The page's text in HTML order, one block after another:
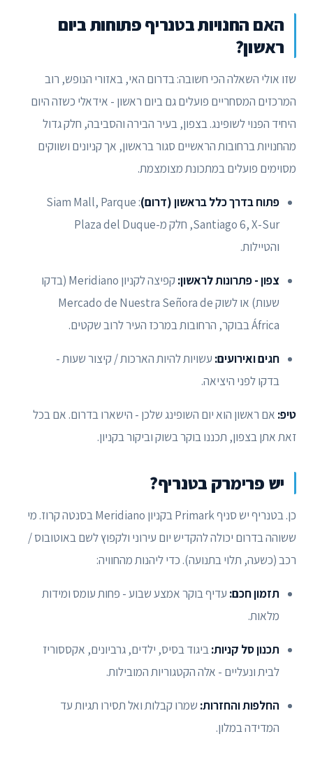
האם החנויות בטנריף פתוחות ביום
ראשון?
שזו אולי השאלה הכי חשובה: בדרום האי, באזורי הנופש, רוב
המרכזים המסחריים פועלים גם ביום ראשון - אידאלי כשזה היום
היחיד הפנוי לשופינג. בצפון, בעיר הבירה והסביבה, חלק גדול
מהחנויות ברחובות הראשיים סגור בראשון, אך קניונים ושווקים
מסוימים פועלים במתכונת מצומצמת.
פתוח בדרך כלל בראשון (דרום) : Siam Mall, Parque
Santiago 6, X-Sur, חלק מ-Plaza del Duque
והטיילות.
צפון - פתרונות לראשון:
קפיצה לקניון Meridiano (בדקו
שעות) או לשוק Mercado de Nuestra Señora de
África בבוקר, הרחובות במרכז העיר לרוב שקטים.
חגים ואירועים: עשויות להיות הארכות / קיצור שעות -
בדקו לפני היציאה.
טיפ: אם ראשון הוא יום השופינג שלכן - הישארו בדרום. אם בכל
זאת אתן בצפון, תכננו בוקר בשוק וביקור בקניון.
יש פרימרק בטנריף?
כן. בטנריף יש סניף Primark בקניון Meridiano בסנטה קרוז. מי
ששוהה בדרום יכולה להקדיש יום עירוני ולקפוץ לשם באוטובוס /
רכב (כשעה, תלוי בתנועה). כדי ליהנות מהחוויה:
תזמון חכם: עדיף בוקר אמצע שבוע - פחות עומס ומידות
מלאות.
תכנון סל קניות:ביגוד בסיס, ילדים, גרביונים, אקססוריז
לבית ונעליים - אלה הקטגוריות המובילות.
החלפות והחזרות: שמרו קבלות ואל תסירו תגיות עד
המדידה במלון.